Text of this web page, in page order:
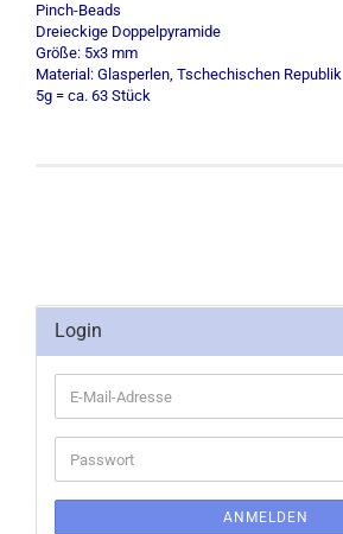
Pinch-Beads
Dreieckige Doppelpyramide
Größe: 5x3 mm
Material: Glasperlen, Tschechischen Republik
5g = ca. 63 Stück
Login
E-
Mail-
Adresse
Passwort
ANMELDEN